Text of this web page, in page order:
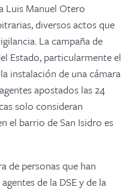
Luis Manuel Otero
diversos actos que
La campaña de
Estado, particularmente el
instalación de una cámara
apostados las 24
solo consideran
el barrio de San Isidro es
de personas que han
de la DSE y de la